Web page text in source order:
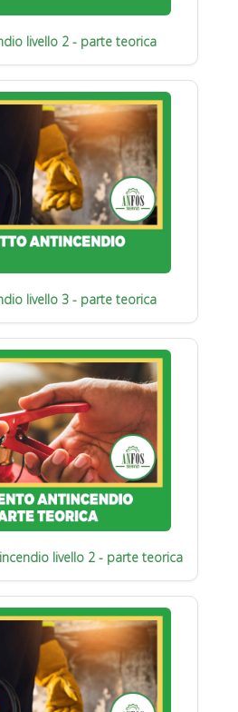
livello 2 - parte teorica
livello 3 - parte teorica
livello 2 - parte teorica